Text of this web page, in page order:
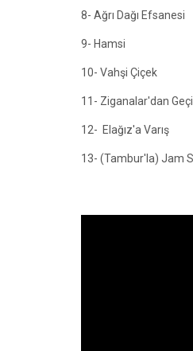
8- Ağrı Dağı Efsanesi
9- Hamsi
10- Vahşi Çiçek
11- Ziganalar'dan
12- Elağız'a Varış
13- (Tambur'la) Jam